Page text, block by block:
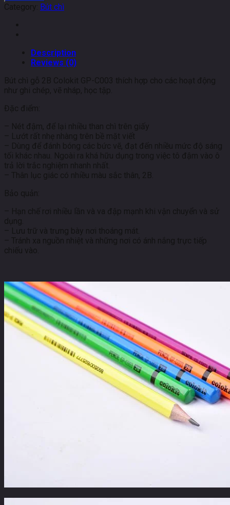
2B
TL-
GPC003
quantity
Category: Bút chì
Description
Reviews (0)
Bút chì gỗ 2B Colokit GP-C003 thích hợp cho các hoạt động
như ghi chép, vẽ nháp, học tập.
Đặc điểm:
– Nét đậm, để lại nhiều than chì trên giấy
– Lướt rất nhẹ nhàng trên bề mặt viết
– Dùng để đánh bóng các bức vẽ, đạt đến nhiều mức độ sáng
tối khác nhau. Ngoài ra khá hữu dụng trong việc tô đậm vào ô
trả lời trắc nghiệm nhanh nhất.
– Thân lục giác có nhiều màu sắc thân, 2B.
Bảo quản:
– Hạn chế rơi nhiều lần và va đập mạnh khi vận chuyển và sử
dụng.
– Lưu trữ và trưng bày nơi thoáng mát.
– Tránh xa nguồn nhiệt và những nơi có ánh nắng trực tiếp
chiếu vào.